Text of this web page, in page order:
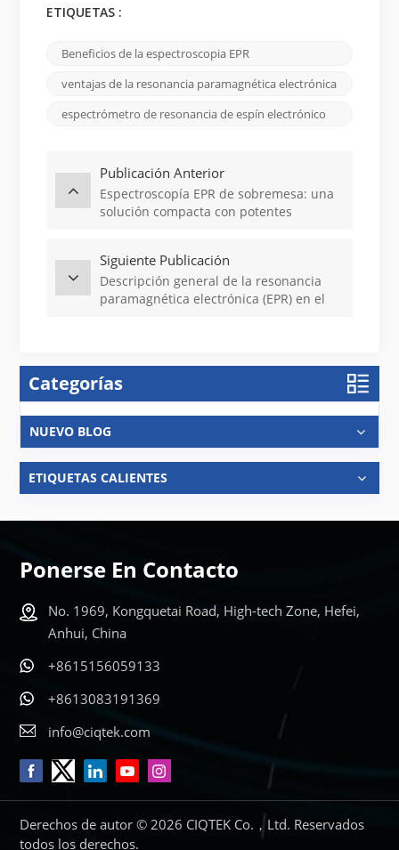
ETIQUETAS :
Beneficios de la espectroscopia EPR
ventajas de la resonancia paramagnética electrónica
espectrómetro de resonancia de espín electrónico
Publicación Anterior
Espectroscopía EPR de sobremesa: una
solución compacta con potentes
Siguiente Publicación
Descripción general de la resonancia
paramagnética electrónica (EPR) en el
Categorías
NUEVO BLOG
ETIQUETAS CALIENTES
Ponerse En Contacto
No. 1969, Kongquetai Road, High-tech Zone, Hefei,
Anhui, China
+8615156059133
+8613083191369
info@ciqtek.com
Derechos de autor © 2026 CIQTEK Co.，Ltd. Reservados
todos los derechos.